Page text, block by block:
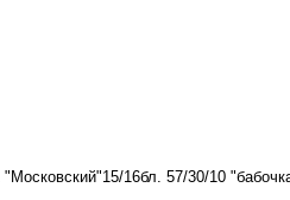
16бл. 57/30/10